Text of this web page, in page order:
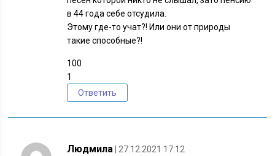
в 44 года себе отсудила.
Этому где-то учат?! Или они от природы
такие способные?!
100
1
Ответить
Людмила
| 27.12.2021 17:12